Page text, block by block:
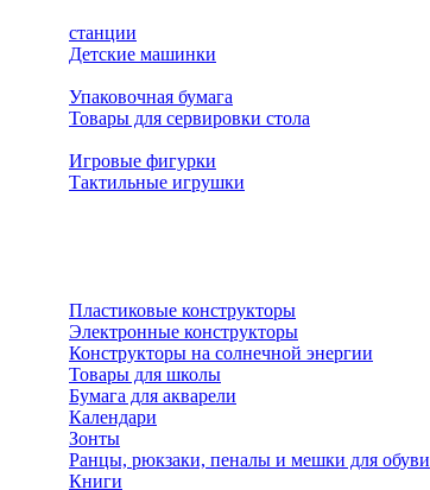
станции
Детские машинки
Упаковочная бумага
Товары для сервировки стола
Игровые фигурки
Тактильные игрушки
Пластиковые конструкторы
Электронные конструкторы
Конструкторы на солнечной энергии
Товары для школы
Бумага для акварели
Календари
Зонты
Ранцы, рюкзаки, пеналы и мешки для обуви
Книги